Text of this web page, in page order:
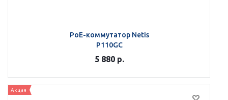
PoE-коммутатор Netis
P110GC
5 880р.
Акция